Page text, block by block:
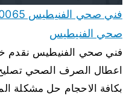
صحي الفنيطيس
فني صحي الفنيطيس نقدم
اعطال الصرف الصحي
بكافة الاحجام حل مشكلة